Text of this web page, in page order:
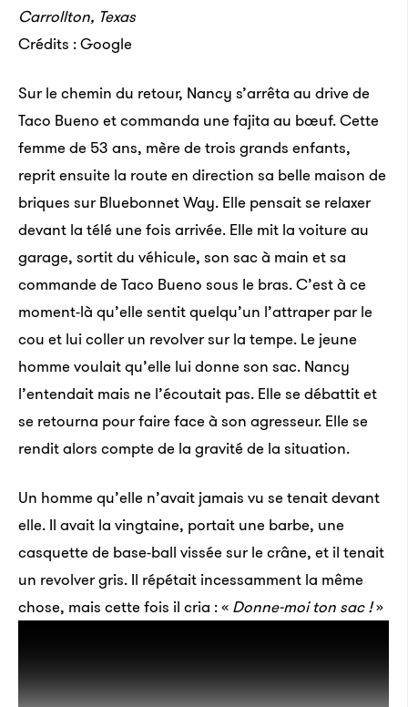
Carrollton, Texas
Crédits : Google
Sur le chemin du retour, Nancy s’arrêta au drive de
Taco Bueno et commanda une fajita au bœuf. Cette
femme de 53 ans, mère de trois grands enfants,
reprit ensuite la route en direction sa belle maison de
briques sur Bluebonnet Way. Elle pensait se relaxer
devant la télé une fois arrivée. Elle mit la voiture au
garage, sortit du véhicule, son sac à main et sa
commande de Taco Bueno sous le bras. C’est à ce
moment-là qu’elle sentit quelqu’un l’attraper par le
cou et lui coller un revolver sur la tempe. Le jeune
homme voulait qu’elle lui donne son sac. Nancy
l’entendait mais ne l’écoutait pas. Elle se débattit et
se retourna pour faire face à son agresseur. Elle se
rendit alors compte de la gravité de la situation.
Un homme qu’elle n’avait jamais vu se tenait devant
elle. Il avait la vingtaine, portait une barbe, une
casquette de base-ball vissée sur le crâne, et il tenait
un revolver gris. Il répétait incessamment la même
chose, mais cette fois il cria : « Donne-moi ton sac !»